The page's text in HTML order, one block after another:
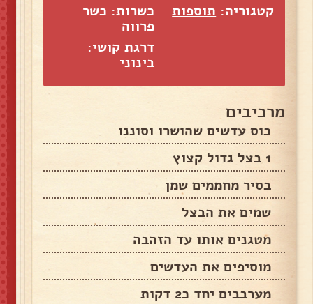
קטגוריה: תוספות
כשרות: כשר
פרווה
דרגת קושי:
בינוני
מרכיבים
כוס עדשים שהושרו וסוננו
1 בצל גדול קצוץ
בסיר מחממים שמן
שמים את הבצל
מטגנים אותו עד הזהבה
מוסיפים את העדשים
מערבבים יחד כ2 דקות